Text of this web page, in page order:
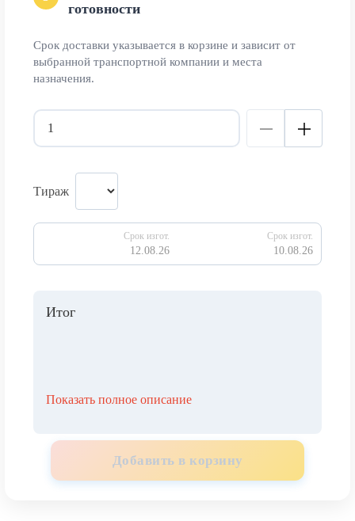
готовности
Срок доставки указывается в корзине и зависит от
выбранной транспортной компании и места
назначения.
Тираж
Срок изгот.
12.08.26
Срок изгот.
10.08.26
Итог
Показать полное описание
Добавить в корзину